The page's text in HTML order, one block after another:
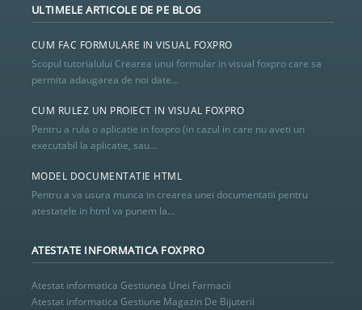
ULTIMELE ARTICOLE DE PE BLOG
CUM FAC FORMULARE IN VISUAL FOXPRO
Scopul tutorialului Crearea unui formular in visual foxpro care sa
permita adaugarea de noi date...
CUM RULEZ UN PROIECT IN VISUAL FOXPRO
Pentru a rula o aplicatie in foxpro (in cazul in care nu aveti un
executabil la aplicatie, sau...
MODEL DOCUMENTATIE HTML
Pentru a va usura munca in crearea unei documentatii pentru
atestatele in html va punem la...
ATESTATE INFORMATICA FOXPRO
Atestat informatica Gestiunea Unei Farmacii
Atestat informatica Gestiune Magazin De Bijuterii